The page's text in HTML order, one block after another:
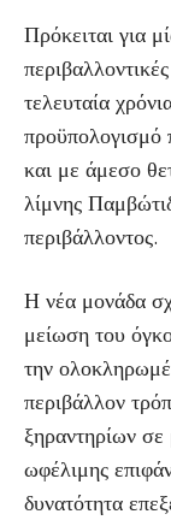
Πρόκειται για
τελευταία
προϋπολογισμό
και με άμεσο
λίμνης
περιβάλλοντος.
Η νέα μονάδα
μείωση του
την
περιβάλλον
ξηραντηρίων
ωφέλιμης
δυνατότητα